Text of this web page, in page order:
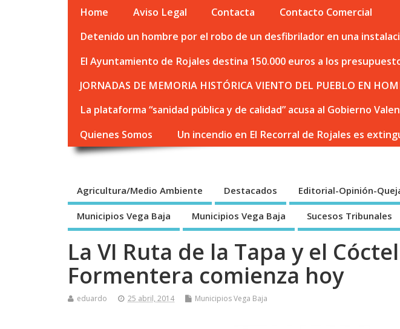
Home Aviso Legal Contacta
Contacto Comercial
Detenido un hombre por el robo de un desfibrilador en una
El Ayuntamiento de Rojales destina 150.000 euros a los
JORNADAS DE MEMORIA HISTÓRICA VIENTO DEL PUEBLO EN
La plataforma “sanidad pública y de calidad” acusa al Gobierno
Quienes Somos
Un incendio en El Recorral de Rojales es
Agricultura/Medio Ambiente Destacados Editorial-Opinión-
Municipios Vega Baja Municipios Vega Baja Sucesos Tribunales
La VI Ruta de la Tapa y el
Formentera comienza hoy
eduardo 25 abril, 2014 Municipios Vega Baja